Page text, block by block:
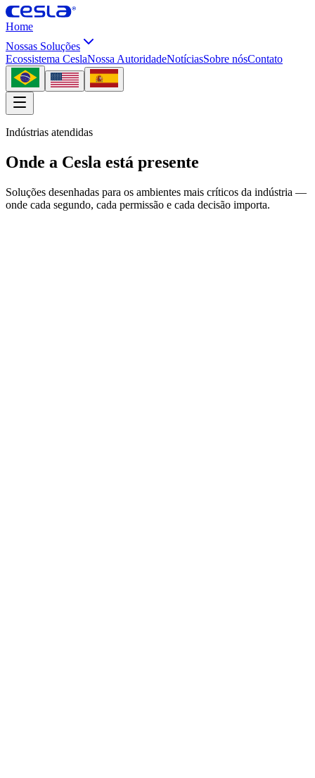
Home
Nossas Soluções
Ecossistema CeslaNossa AutoridadeNotíciasSobre nósContato
Indústrias atendidas
Onde a Cesla está presente
Soluções desenhadas para os ambientes mais críticos da indústria —
onde cada segundo, cada permissão e cada decisão importa.